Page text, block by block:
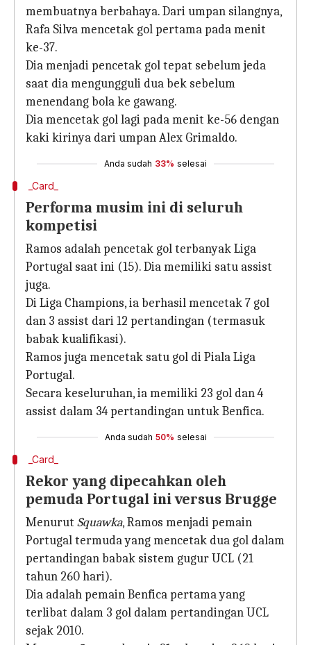
membuatnya berbahaya. Dari umpan silangnya,
Rafa Silva mencetak gol pertama pada menit
ke-37.
Dia menjadi pencetak gol tepat sebelum jeda
saat dia mengungguli dua bek sebelum
menendang bola ke gawang.
Dia mencetak gol lagi pada menit ke-56 dengan
kaki kirinya dari umpan Alex Grimaldo.
Anda sudah 33% selesai
_Card_
Performa musim ini di seluruh
kompetisi
Ramos adalah pencetak gol terbanyak Liga
Portugal saat ini (15). Dia memiliki satu assist
juga.
Di Liga Champions, ia berhasil mencetak 7 gol
dan 3 assist dari 12 pertandingan (termasuk
babak kualifikasi).
Ramos juga mencetak satu gol di Piala Liga
Portugal.
Secara keseluruhan, ia memiliki 23 gol dan 4
assist dalam 34 pertandingan untuk Benfica.
Anda sudah 50% selesai
_Card_
Rekor yang dipecahkan oleh
pemuda Portugal ini versus Brugge
Menurut Squawka, Ramos menjadi pemain
Portugal termuda yang mencetak dua gol dalam
pertandingan babak sistem gugur UCL (21
tahun 260 hari).
Dia adalah pemain Benfica pertama yang
terlibat dalam 3 gol dalam pertandingan UCL
sejak 2010.